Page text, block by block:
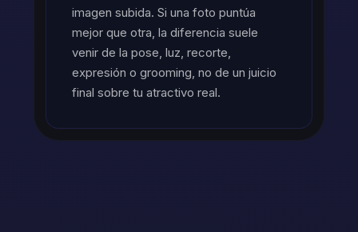
imagen subida. Si una foto puntúa
mejor que otra, la diferencia suele
venir de la pose, luz, recorte,
expresión o grooming, no de un juicio
final sobre tu atractivo real.